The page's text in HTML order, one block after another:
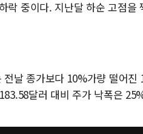
락 중이다. 지난달 하순 고점을
날 종가보다 10%가량 떨어진
달러 대비 주가 낙폭은